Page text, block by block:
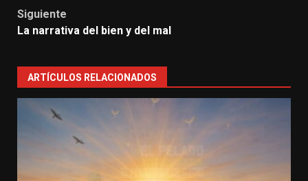
Siguiente
La narrativa del bien y del mal
ARTÍCULOS RELACIONADOS